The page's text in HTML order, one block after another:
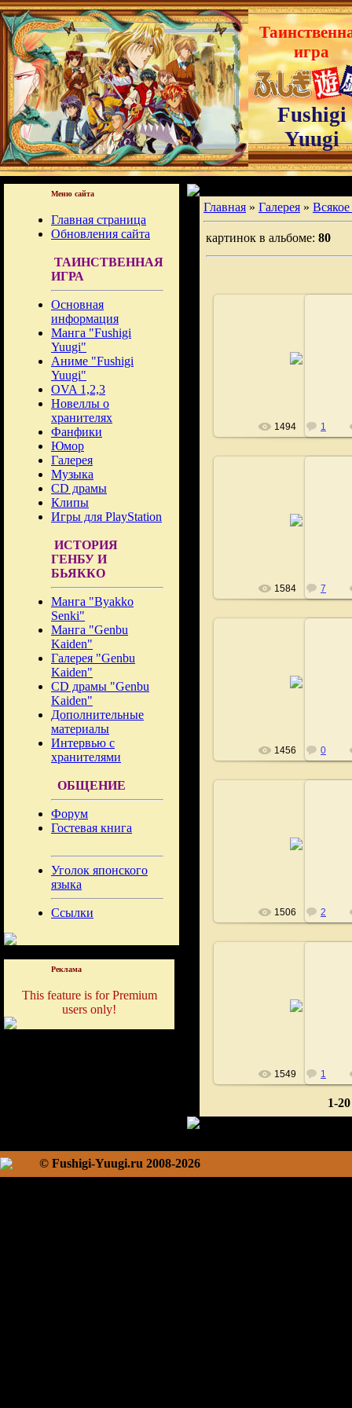
игра
Fushigi
Yuugi
Меню сайта
Главная страница
Обновления сайта
ТАИНСТВЕННАЯ
ИГРА
Основная
информация
Манга "Fushigi
Yuugi"
Аниме "Fushigi
Yuugi"
OVA 1,2,3
Новеллы о
хранителях
Фанфики
Юмор
Галерея
Музыка
CD драмы
Клипы
Игры для PlayStation
ИСТОРИЯ
ГЕНБУ И
БЬЯККО
Манга "Byakko
Senki"
Манга "Genbu
Kaiden"
Галерея "Genbu
Kaiden"
CD драмы "Genbu
Kaiden"
Дополнительные
материалы
Интервью с
хранителями
ОБЩЕНИЕ
Форум
Гостевая книга
Уголок японского
языка
Ссылки
Реклама
This feature is for Premium
users only!
Главная » Галерея » Всякое
картинок в альбоме: 80
1494 1
1584 7
1456 0
1506 2
1549 1
1-20
© Fushigi-Yuugi.ru 2008-2026